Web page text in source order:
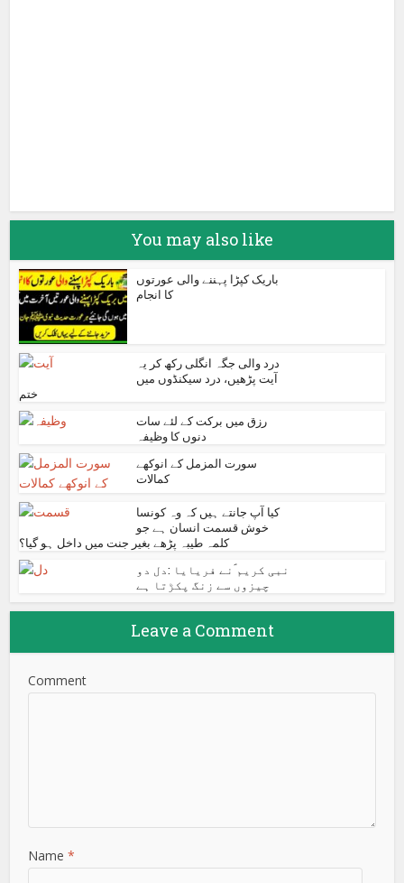
You may also like
باریک کپڑا پہننے والی عورتوں
کا انجام
درد والی جگہ انگلی رکھ کر یہ
آیت پڑھیں، درد سیکنڈوں میں
ختم
رزق میں برکت کے لئے سات
دنوں کا وظیفہ
سورت المزمل کے انوکھے
کمالات
کیا آپ جانتے ہیں کہ وہ کونسا
خوش قسمت انسان ہے جو
کلمہ طیبہ پڑھے بغیر جنت میں داخل ہو گیا؟
نبی کریم ؐنے فریایا :دل دو
چیزوں سے زنگ پکڑتا ہے
Leave a Comment
Comment
Name*